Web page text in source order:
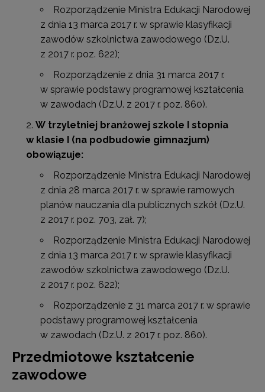
Rozporządzenie Ministra Edukacji Narodowej
z dnia 13 marca 2017 r. w sprawie klasyfikacji
zawodów szkolnictwa zawodowego (Dz.U.
z 2017 r. poz. 622);
Rozporządzenie z dnia 31 marca 2017 r.
w sprawie podstawy programowej kształcenia
w zawodach (Dz.U. z 2017 r. poz. 860).
W trzyletniej branżowej szkole I stopnia
w klasie I (na podbudowie gimnazjum)
obowiązuje:
Rozporządzenie Ministra Edukacji Narodowej
z dnia 28 marca 2017 r. w sprawie ramowych
planów nauczania dla publicznych szkół (Dz.U.
z 2017 r. poz. 703, zał. 7);
Rozporządzenie Ministra Edukacji Narodowej
z dnia 13 marca 2017 r. w sprawie klasyfikacji
zawodów szkolnictwa zawodowego (Dz.U.
z 2017 r. poz. 622);
Rozporządzenie z 31 marca 2017 r. w sprawie
podstawy programowej kształcenia
w zawodach (Dz.U. z 2017 r. poz. 860).
Przedmiotowe kształcenie
zawodowe